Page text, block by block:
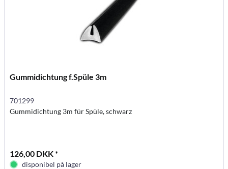
Gummidichtung f.Spüle 3m
701299
Gummidichtung 3m für Spüle, schwarz
126,00 DKK *
disponibel på lager